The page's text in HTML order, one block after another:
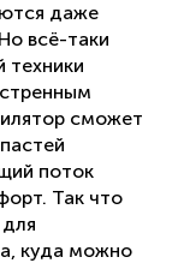
даже
всё-таки
сможет
поток
Так что
куда можно